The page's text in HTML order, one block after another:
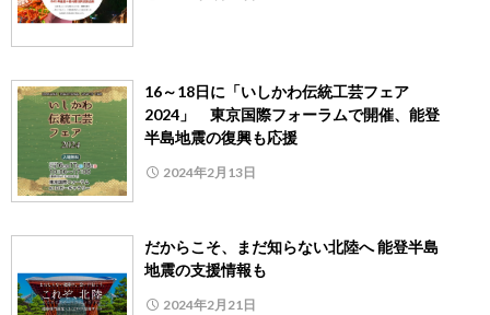
16～18日に「いしかわ伝統工芸フェア
2024」 東京国際フォーラムで開催、能登
半島地震の復興も応援
2024年2月13日
だからこそ、まだ知らない北陸へ 能登半島
地震の支援情報も
2024年2月21日